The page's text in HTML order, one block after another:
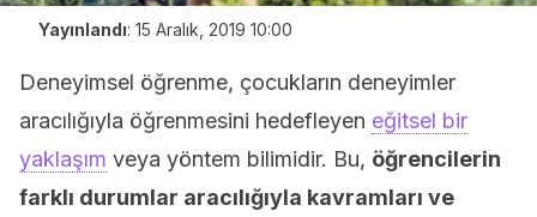
Yayınlandı: 15 Aralık, 2019 10:00
Deneyimsel öğrenme, çocukların deneyimler
aracılığıyla öğrenmesini hedefleyen eğitsel bir
yaklaşım veya yöntem bilimidir. Bu, öğrencilerin
farklı durumlar aracılığıyla kavramları ve